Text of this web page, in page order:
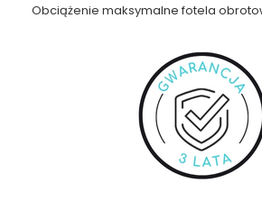
Obciążenie maksymalne fotela